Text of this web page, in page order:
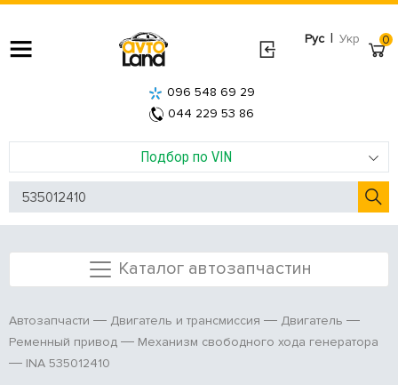
Рус | Укр
Подбор по VIN
096 548 69 29
044 229 53 86
0
Каталог автозапчастин
Автозапчасти Двигатель и трансмиссия
Двигатель
Ременный привод
Механизм свободного хода генератора
INA 535012410